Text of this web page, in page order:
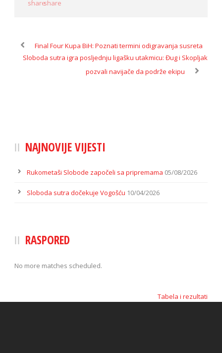
Final Four Kupa BiH: Poznati termini odigravanja susreta
Sloboda sutra igra posljednju ligašku utakmicu: Đug i Skopljak
pozvali navijače da podrže ekipu
NAJNOVIJE VIJESTI
Rukometaši Slobode započeli sa pripremama 05/08/2026
Sloboda sutra dočekuje Vogošću 10/04/2026
RASPORED
No more matches scheduled.
Tabela i rezultati